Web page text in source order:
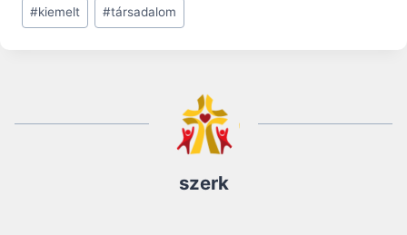
#kiemelt #társadalom
szerk